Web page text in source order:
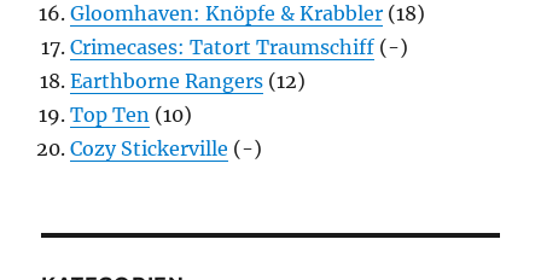
Gloomhaven: Knöpfe & Krabbler (18)
Crimecases: Tatort Traumschiff (-)
Earthborne Rangers (12)
Top Ten (10)
Cozy Stickerville (-)